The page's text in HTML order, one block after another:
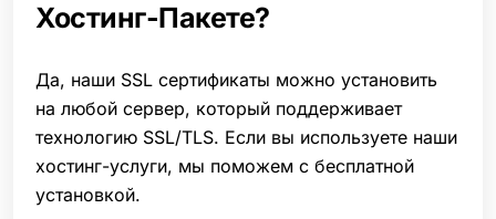
Хостинг-Пакете?
Да, наши SSL сертификаты можно установить
на любой сервер, который поддерживает
технологию SSL/TLS. Если вы используете наши
хостинг-услуги, мы поможем с бесплатной
установкой.